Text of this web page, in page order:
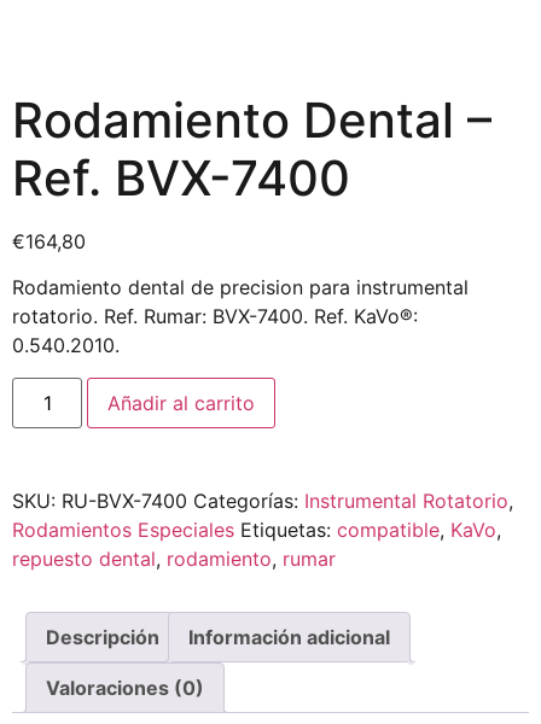
Rodamiento Dental –
Ref. BVX-7400
€164,80
Rodamiento dental de precision para instrumental
rotatorio. Ref. Rumar: BVX-7400. Ref. KaVo®:
0.540.2010.
Añadir al carrito
SKU: RU-BVX-7400 Categorías: Instrumental Rotatorio,
Rodamientos Especiales Etiquetas: compatible, KaVo,
repuesto dental, rodamiento, rumar
Descripción Información adicional
Valoraciones (0)